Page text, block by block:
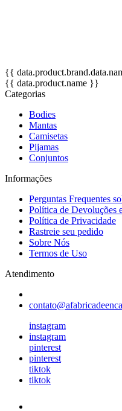
{{
{{ data.product.name }}
Categorias
Bodies
Mantas
Camisetas
Pijamas
Conjuntos
Informações
Perguntas Frequentes
Política de Devoluções
Política de Privacidade
Rastreie seu pedido
Sobre Nós
Termos de Uso
Atendimento
instagram
instagram
pinterest
pinterest
tiktok
tiktok